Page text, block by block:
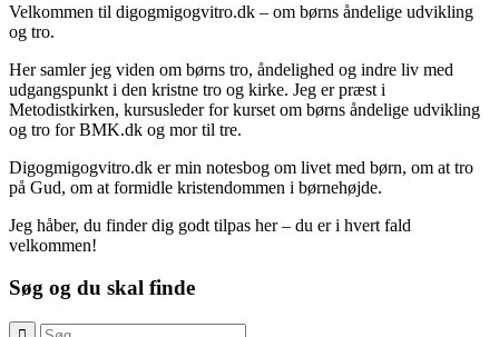
Velkommen til digogmigogvitro.dk – om børns åndelige udvikling
og tro.
Her samler jeg viden om børns tro, åndelighed og indre liv med
udgangspunkt i den kristne tro og kirke. Jeg er præst i
Metodistkirken, kursusleder for kurset om børns åndelige udvikling
og tro for BMK.dk og mor til tre.
Digogmigogvitro.dk er min notesbog om livet med børn, om at tro
på Gud, om at formidle kristendommen i børnehøjde.
Jeg håber, du finder dig godt tilpas her – du er i hvert fald
velkommen!
Søg og du skal finde